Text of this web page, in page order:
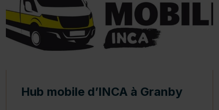
Hub mobile d’INCA à Granby